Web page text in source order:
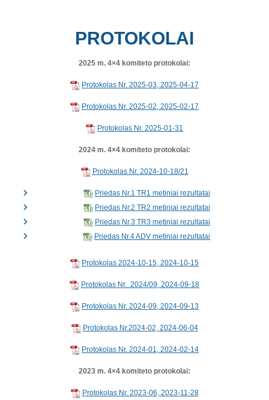
PROTOKOLAI
2025 m. 4×4 komiteto protokolai:
Protokolas Nr. 2025-03, 2025-04-17
Protokolas Nr. 2025-02, 2025-02-17
Protokolas Nr. 2025-01-31
2024 m. 4×4 komiteto protokolai:
Protokolas Nr. 2024-10-18/21
Priedas Nr.1 TR1 metiniai rezultatai
Priedas Nr.2 TR2 metiniai rezultatai
Priedas Nr.3 TR3 metiniai rezultatai
Priedas Nr.4 ADV metiniai rezultatai
Protokolas 2024-10-15, 2024-10-15
Protokolas Nr. 2024/09, 2024-09-18
Protokolas Nr. 2024-09, 2024-09-13
Protokolas Nr.2024-02, 2024-06-04
Protokolas Nr. 2024-01, 2024-02-14
2023 m. 4×4 komiteto protokolai:
Protokolas Nr. 2023-06, 2023-11-28